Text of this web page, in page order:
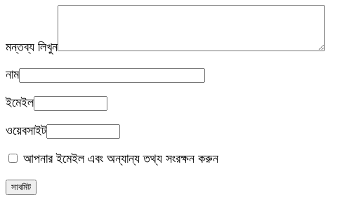
মন্তব্য লিখুন
নাম
ইমেইল
ওয়েবসাইট
আপনার ইমেইল এবং অন্যান্য তথ্য সংরক্ষন করুন